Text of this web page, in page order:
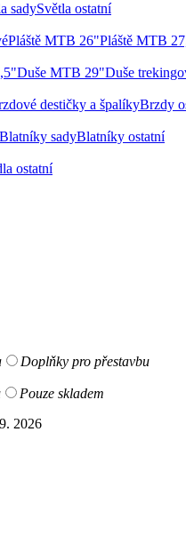
sadySvětla ostatní
Pláště MTB 26"Pláště MTB
Duše MTB 29"Duše
destičky a špalíkyBrzdy
Blatníky sadyBlatníky ostatní
ostatní
Doplňky pro přestavbu
Pouze skladem
2026